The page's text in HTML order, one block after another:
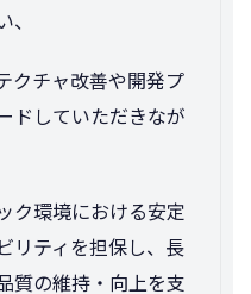
クチャ改善や開発プ
ドしていただきなが
ク環境における安定
リティを担保し、長
質の維持・向上を支